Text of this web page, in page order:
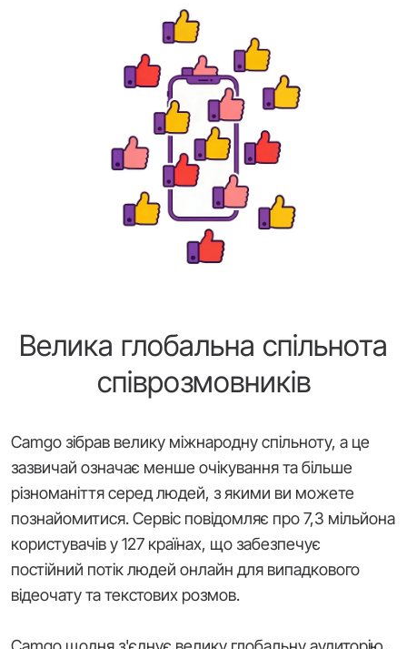
Велика глобальна спільнота
співрозмовників
Camgo зібрав велику міжнародну спільноту, а це
зазвичай означає менше очікування та більше
різноманіття серед людей, з якими ви можете
познайомитися. Сервіс повідомляє про 7,3 мільйона
користувачів у 127 країнах, що забезпечує
постійний потік людей онлайн для випадкового
відеочату та текстових розмов.